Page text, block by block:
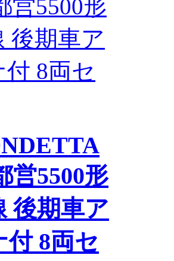
営5500形
後期車ア
付 8両セ